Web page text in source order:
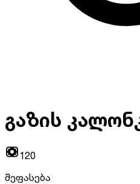
გაზის
120
შეფასება